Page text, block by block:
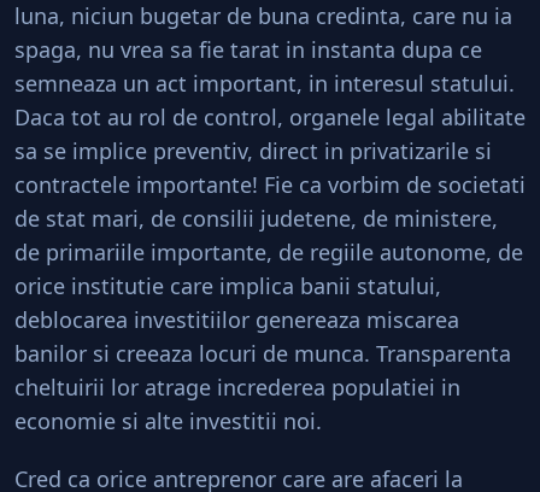
luna, niciun bugetar de buna credinta, care nu ia
spaga, nu vrea sa fie tarat in instanta dupa ce
semneaza un act important, in interesul statului.
Daca tot au rol de control, organele legal abilitate
sa se implice preventiv, direct in privatizarile si
contractele importante! Fie ca vorbim de societati
de stat mari, de consilii judetene, de ministere,
de primariile importante, de regiile autonome, de
orice institutie care implica banii statului,
deblocarea investitiilor genereaza miscarea
banilor si creeaza locuri de munca. Transparenta
cheltuirii lor atrage increderea populatiei in
economie si alte investitii noi.
Cred ca orice antreprenor care are afaceri la